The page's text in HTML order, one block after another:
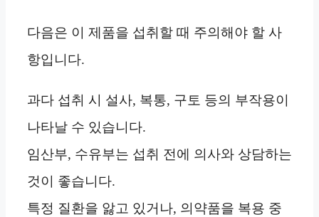
다음은 이 제품을 섭취할 때 주의해야 할 사
항입니다.
과다 섭취 시 설사, 복통, 구토 등의 부작용이
나타날 수 있습니다.
임산부, 수유부는 섭취 전에 의사와 상담하는
것이 좋습니다.
특정 질환을 앓고 있거나, 의약품을 복용 중